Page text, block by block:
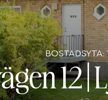
BOSTADSYTA:
12|